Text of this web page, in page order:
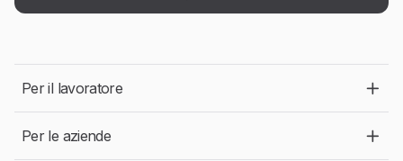
Per il lavoratore
Per le aziende